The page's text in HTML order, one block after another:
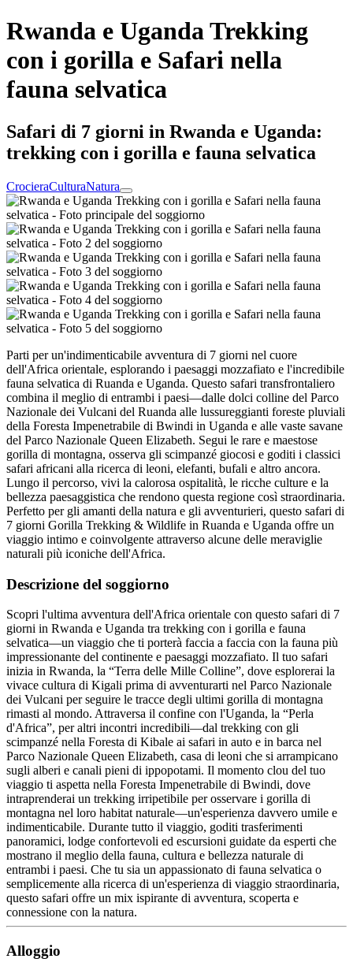
Rwanda e Uganda Trekking
con i gorilla e Safari nella
fauna selvatica
Safari di 7 giorni in Rwanda e Uganda:
trekking con i gorilla e fauna selvatica
CrocieraCulturaNatura
Parti per un'indimenticabile avventura di 7 giorni nel cuore
dell'Africa orientale, esplorando i paesaggi mozzafiato e l'incredibile
fauna selvatica di Ruanda e Uganda. Questo safari transfrontaliero
combina il meglio di entrambi i paesi—dalle dolci colline del Parco
Nazionale dei Vulcani del Ruanda alle lussureggianti foreste pluviali
della Foresta Impenetrabile di Bwindi in Uganda e alle vaste savane
del Parco Nazionale Queen Elizabeth. Segui le rare e maestose
gorilla di montagna, osserva gli scimpanzé giocosi e goditi i classici
safari africani alla ricerca di leoni, elefanti, bufali e altro ancora.
Lungo il percorso, vivi la calorosa ospitalità, le ricche culture e la
bellezza paesaggistica che rendono questa regione così straordinaria.
Perfetto per gli amanti della natura e gli avventurieri, questo safari di
7 giorni Gorilla Trekking & Wildlife in Ruanda e Uganda offre un
viaggio intimo e coinvolgente attraverso alcune delle meraviglie
naturali più iconiche dell'Africa.
Descrizione del soggiorno
Scopri l'ultima avventura dell'Africa orientale con questo safari di 7
giorni in Rwanda e Uganda tra trekking con i gorilla e fauna
selvatica—un viaggio che ti porterà faccia a faccia con la fauna più
impressionante del continente e paesaggi mozzafiato. Il tuo safari
inizia in Rwanda, la “Terra delle Mille Colline”, dove esplorerai la
vivace cultura di Kigali prima di avventurarti nel Parco Nazionale
dei Vulcani per seguire le tracce degli ultimi gorilla di montagna
rimasti al mondo. Attraversa il confine con l'Uganda, la “Perla
d'Africa”, per altri incontri incredibili—dal trekking con gli
scimpanzé nella Foresta di Kibale ai safari in auto e in barca nel
Parco Nazionale Queen Elizabeth, casa di leoni che si arrampicano
sugli alberi e canali pieni di ippopotami. Il momento clou del tuo
viaggio ti aspetta nella Foresta Impenetrabile di Bwindi, dove
intraprenderai un trekking irripetibile per osservare i gorilla di
montagna nel loro habitat naturale—un'esperienza davvero umile e
indimenticabile. Durante tutto il viaggio, goditi trasferimenti
panoramici, lodge confortevoli ed escursioni guidate da esperti che
mostrano il meglio della fauna, cultura e bellezza naturale di
entrambi i paesi. Che tu sia un appassionato di fauna selvatica o
semplicemente alla ricerca di un'esperienza di viaggio straordinaria,
questo safari offre un mix ispirante di avventura, scoperta e
connessione con la natura.
Alloggio